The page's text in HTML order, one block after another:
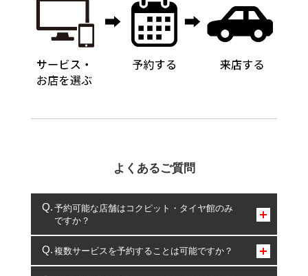
よくあるご質問
予約可能な店舗はコクピット・タイヤ館のみ
ですか？
コクピット・タイヤ館のみとなります。
複数サービスを予約することは可能ですか？